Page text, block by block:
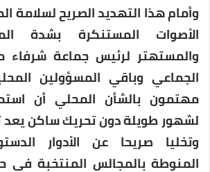
وأمام هذا التهديد الصريح لسلامة
الأصوات المستنكرة بشدة
والمستهتر لرئيس جماعة شرفاء
الجماعي وباقي المسؤولين
مهتمون بالشأن المحلي أن
لشهور طويلة دون تحريك ساكن يعد
وتخليا صريحا عن الأدوار
المنوطة بالمجالس المنتخبة في